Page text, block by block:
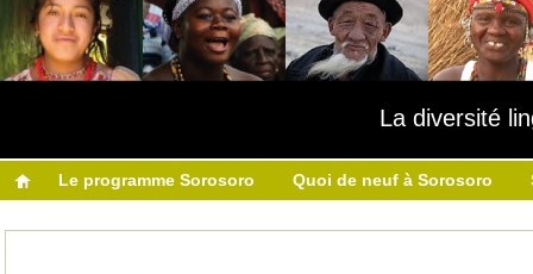
La diversité
Le programme Sorosoro Quoi de neuf à Sorosoro